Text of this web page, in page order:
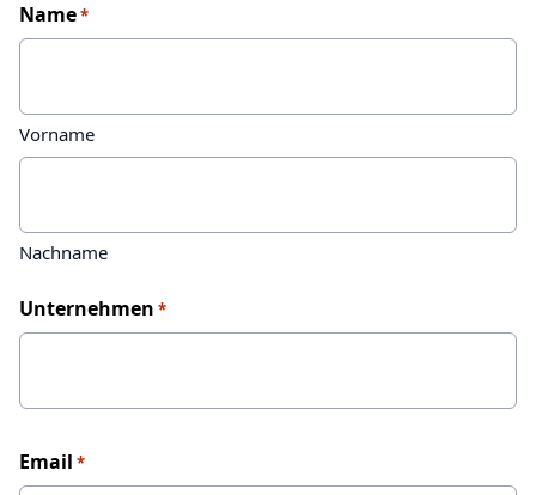
Name*
Vorname
Nachname
Unternehmen *
Email *